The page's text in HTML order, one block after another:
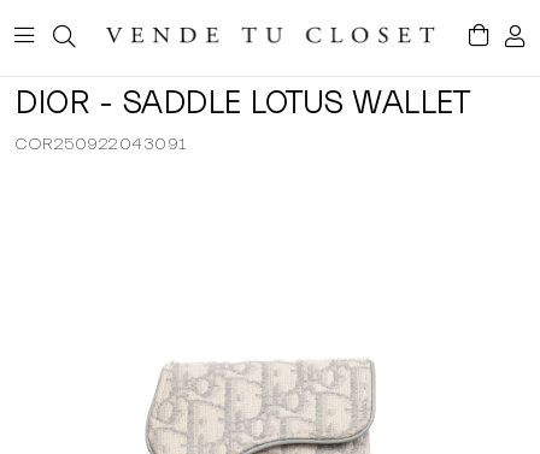
DIOR - SADDLE LOTUS WALLET
COR250922043091